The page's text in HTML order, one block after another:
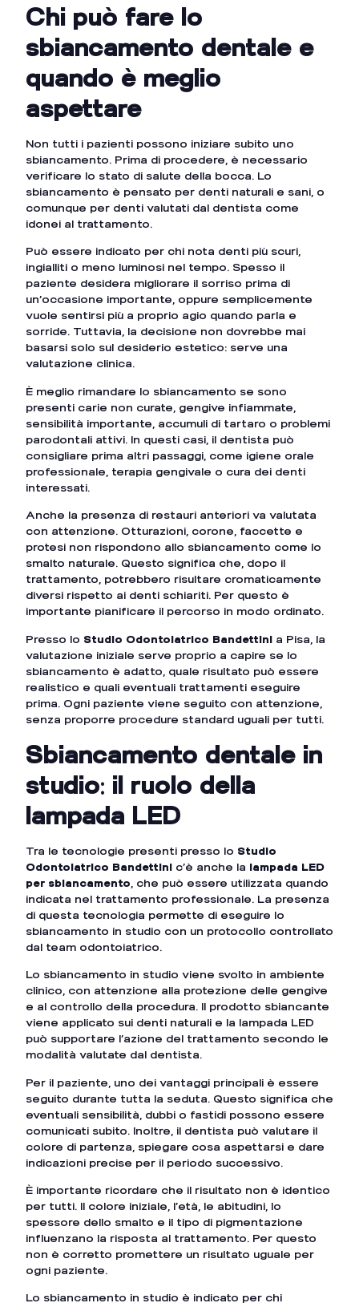
Chi può fare lo
sbiancamento dentale e
quando è meglio
aspettare
Non tutti i pazienti possono iniziare subito uno
sbiancamento. Prima di procedere, è necessario
verificare lo stato di salute della bocca. Lo
sbiancamento è pensato per denti naturali e sani, o
comunque per denti valutati dal dentista come
idonei al trattamento.
Può essere indicato per chi nota denti più scuri,
ingialliti o meno luminosi nel tempo. Spesso il
paziente desidera migliorare il sorriso prima di
un’occasione importante, oppure semplicemente
vuole sentirsi più a proprio agio quando parla e
sorride. Tuttavia, la decisione non dovrebbe mai
basarsi solo sul desiderio estetico: serve una
valutazione clinica.
È meglio rimandare lo sbiancamento se sono
presenti carie non curate, gengive infiammate,
sensibilità importante, accumuli di tartaro o problemi
parodontali attivi. In questi casi, il dentista può
consigliare prima altri passaggi, come igiene orale
professionale, terapia gengivale o cura dei denti
interessati.
Anche la presenza di restauri anteriori va valutata
con attenzione. Otturazioni, corone, faccette e
protesi non rispondono allo sbiancamento come lo
smalto naturale. Questo significa che, dopo il
trattamento, potrebbero risultare cromaticamente
diversi rispetto ai denti schiariti. Per questo è
importante pianificare il percorso in modo ordinato.
Presso lo Studio Odontoiatrico Bandettini a Pisa, la
valutazione iniziale serve proprio a capire se lo
sbiancamento è adatto, quale risultato può essere
realistico e quali eventuali trattamenti eseguire
prima. Ogni paziente viene seguito con attenzione,
senza proporre procedure standard uguali per tutti.
Sbiancamento dentale in
studio: il ruolo della
lampada LED
Tra le tecnologie presenti presso lo Studio
Odontoiatrico Bandettini c’è anche la lampada LED
per sbiancamento, che può essere utilizzata quando
indicata nel trattamento professionale. La presenza
di questa tecnologia permette di eseguire lo
sbiancamento in studio con un protocollo controllato
dal team odontoiatrico.
Lo sbiancamento in studio viene svolto in ambiente
clinico, con attenzione alla protezione delle gengive
e al controllo della procedura. Il prodotto sbiancante
viene applicato sui denti naturali e la lampada LED
può supportare l’azione del trattamento secondo le
modalità valutate dal dentista.
Per il paziente, uno dei vantaggi principali è essere
seguito durante tutta la seduta. Questo significa che
eventuali sensibilità, dubbi o fastidi possono essere
comunicati subito. Inoltre, il dentista può valutare il
colore di partenza, spiegare cosa aspettarsi e dare
indicazioni precise per il periodo successivo.
È importante ricordare che il risultato non è identico
per tutti. Il colore iniziale, l’età, le abitudini, lo
spessore dello smalto e il tipo di pigmentazione
influenzano la risposta al trattamento. Per questo
non è corretto promettere un risultato uguale per
ogni paziente.
Lo sbiancamento in studio è indicato per chi